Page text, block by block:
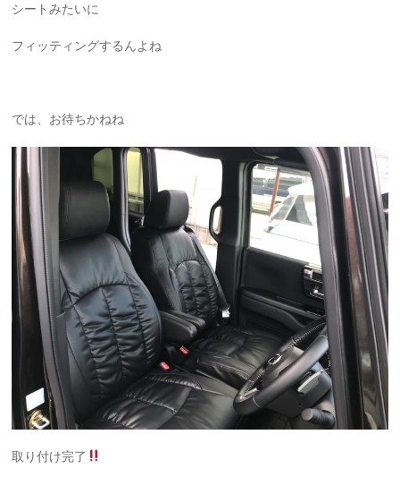
シートみたいに
フィッティングするんよね
では、お待ちかねね
取り付け完了